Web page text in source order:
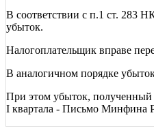
В соответствии с п.1 ст. 283
убыток.
Налогоплательщик вправе
В аналогичном порядке
При этом убыток, полученный
I квартала - Письмо Минфина